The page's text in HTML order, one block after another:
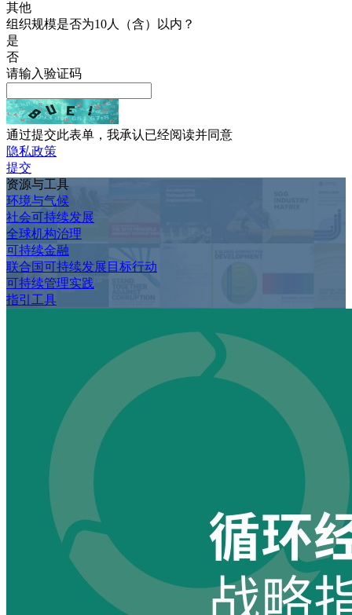
其他
组织规模是否为10人（含）以内？
是
否
请输入验证码
通过提交此表单，我承认已经阅读并同意
隐私政策
提交
资源与工具
环境与气候
社会可持续发展
全球机构治理
可持续金融
联合国可持续发展目标行动
可持续管理实践
指引工具